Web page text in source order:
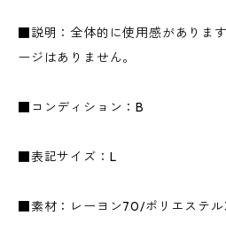
■説明：全体的に使用感がありま
ージはありません。
■コンディション：B
■表記サイズ：L
■素材：レーヨン70/ポリエステ